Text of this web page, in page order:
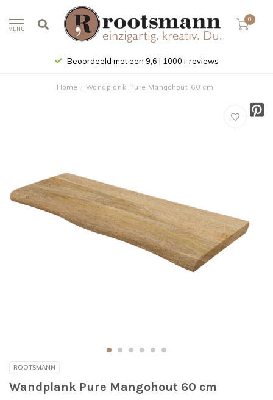
MENU
0
Beoordeeld met een 9,6 | 1000+ reviews
Home / Wandplank Pure Mangohout 60 cm
ROOTSMANN
Wandplank Pure Mangohout 60 cm